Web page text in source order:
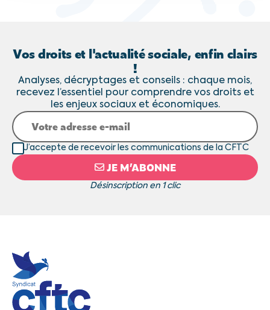
Vos droits et l'actualité sociale, enfin clairs
!
Analyses, décryptages et conseils : chaque mois,
recevez l’essentiel pour comprendre vos droits et
les enjeux sociaux et économiques.
JE M’ABONNE
Désinscription en 1 clic
J’accepte de recevoir les communications de la CFTC